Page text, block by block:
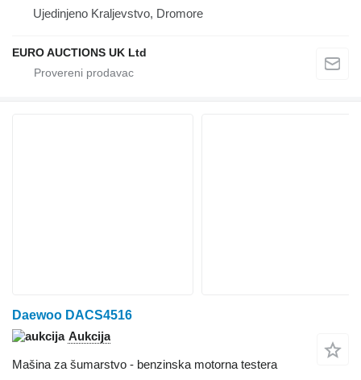
Ujedinjeno Kraljevstvo, Dromore
EURO AUCTIONS UK Ltd
Daewoo DACS4516
Aukcija
Mašina za šumarstvo - benzinska motorna testera